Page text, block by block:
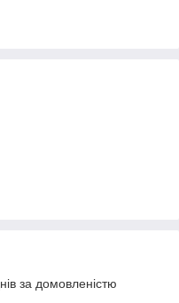
за домовленістю